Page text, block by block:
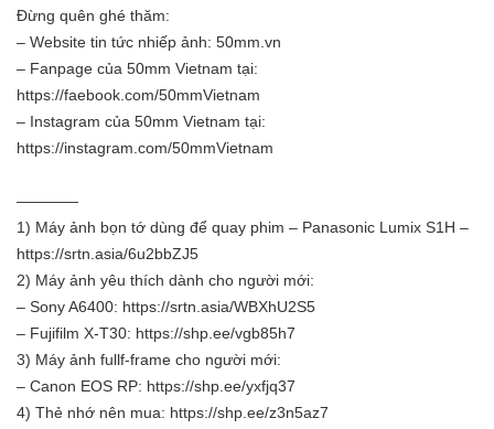
Đừng quên ghé thăm:
– Website tin tức nhiếp ảnh: 50mm.vn
– Fanpage của 50mm Vietnam tại:
https://faebook.com/50mmVietnam
– Instagram của 50mm Vietnam tại:
https://instagram.com/50mmVietnam
————
1) Máy ảnh bọn tớ dùng để quay phim – Panasonic Lumix S1H –
https://srtn.asia/6u2bbZJ5
2) Máy ảnh yêu thích dành cho người mới:
– Sony A6400: https://srtn.asia/WBXhU2S5
– Fujifilm X-T30: https://shp.ee/vgb85h7
3) Máy ảnh fullf-frame cho người mới:
– Canon EOS RP: https://shp.ee/yxfjq37
4) Thẻ nhớ nên mua: https://shp.ee/z3n5az7